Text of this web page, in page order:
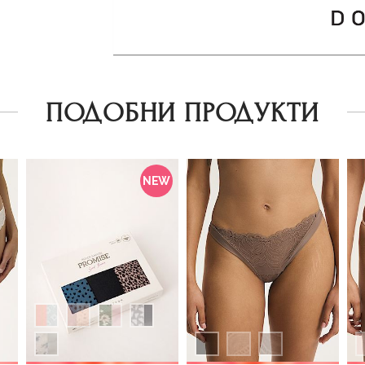
ПОДОБНИ ПРОДУКТИ
NEW